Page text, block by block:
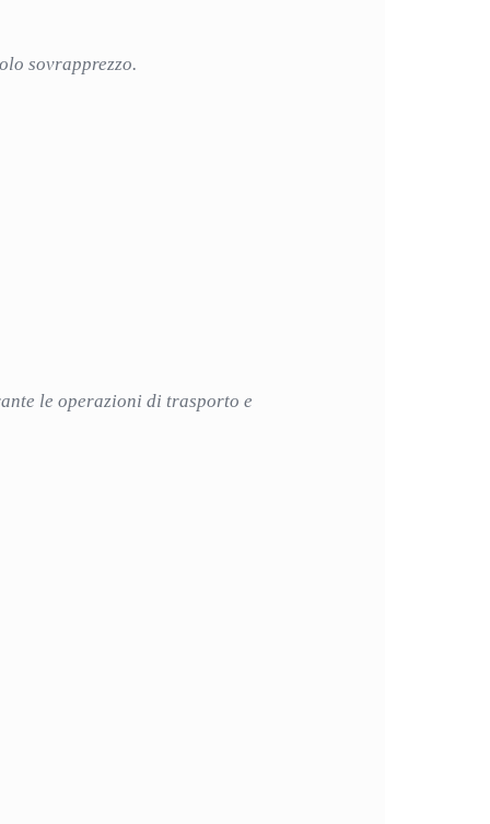
sovrapprezzo.
le operazioni di trasporto e